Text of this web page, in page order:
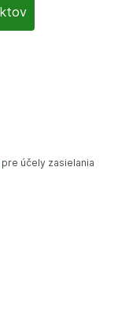
pre účely zasielania